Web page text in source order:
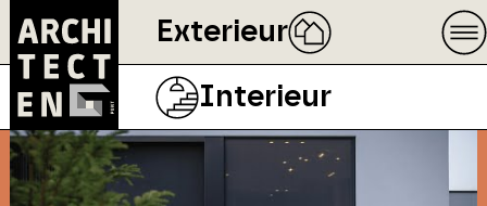
Exterieur
Interieur